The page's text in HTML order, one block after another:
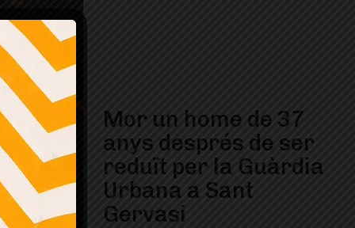
Mor un home de 37
anys després de ser
reduït per la Guàrdia
Urbana a Sant
Gervasi